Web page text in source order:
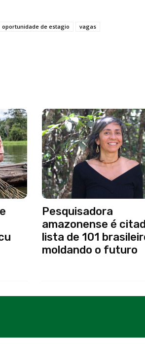
oportunidade de estagio vagas
Pesquisadora
amazonense é
lista de 101
moldando o futuro